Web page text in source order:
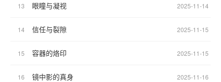
13 眼瞳与凝视 2025-11-14
14 信任与裂隙 2025-11-15
15 容器的烙印 2025-11-15
16 镜中影的真身 2025-11-16